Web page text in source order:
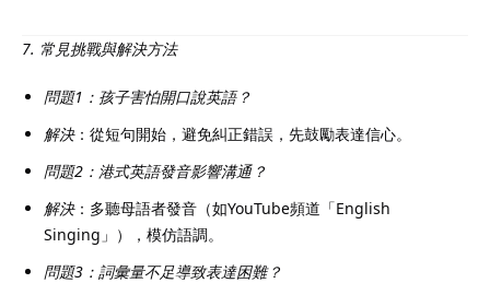
7. 常見挑戰與解決方法
問題1：孩子害怕開口說英語？
解決：從短句開始，避免糾正錯誤，先鼓勵表達信心。
問題2：港式英語發音影響溝通？
解決：多聽母語者發音（如YouTube頻道「English
Singing」），模仿語調。
問題3：詞彙量不足導致表達困難？